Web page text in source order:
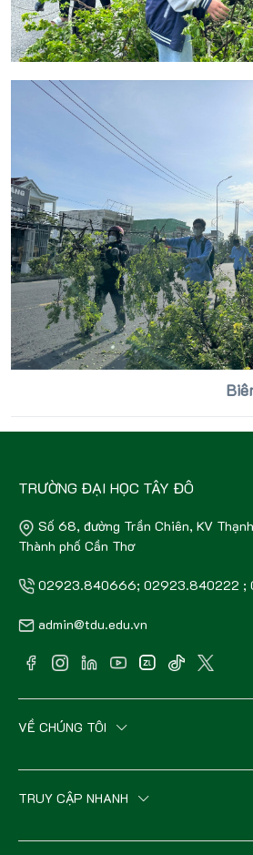
TRƯỜNG ĐẠI HỌC TÂY ĐÔ
Số 68, đường Trần Chiên, KV
Thành phố Cần Thơ
02923.840666; 02923.840222 ;
admin@tdu.edu.vn
VỀ CHÚNG TÔI
TRUY CẬP NHANH